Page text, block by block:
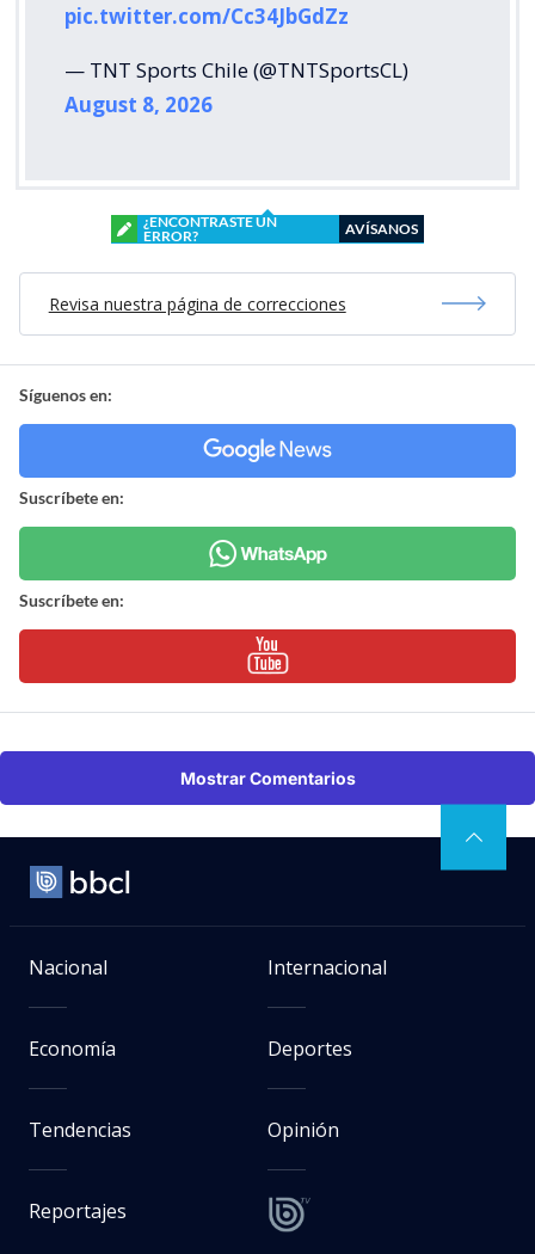
pic.twitter.com/Cc34JbGdZz
— TNT Sports Chile (@TNTSportsCL)
August 8, 2026
¿ENCONTRASTE UN
ERROR?
AVÍSANOS
Revisa nuestra página de correcciones
Síguenos en:
Suscríbete en:
Suscríbete en:
Mostrar Comentarios
Nacional Internacional
Economía Deportes
Tendencias Opinión
Reportajes